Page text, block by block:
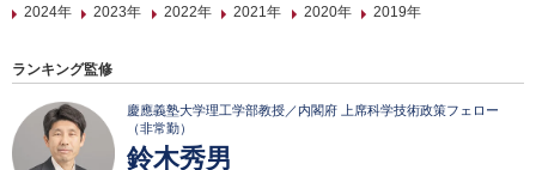
2024年
2023年 2022年 2021年 2020年 2019年
ランキング監修
慶應義塾大学理工学部教授／内閣府 上席科学技術政策フェロー
（非常勤）
鈴木秀男